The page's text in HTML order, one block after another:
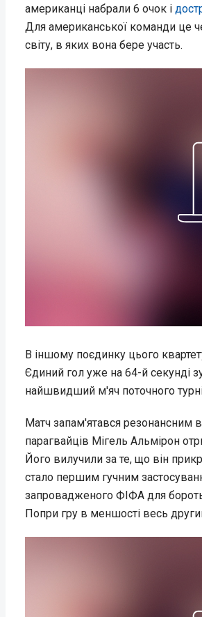
американці набрали 6 очок і
Для американської команди це
світу, в яких вона бере участь.
В іншому поєдинку цього
Єдиний гол уже на 64-й секунді
найшвидший м'яч поточного
Матч запам'ятався резонансним
парагвайців Мігель Альмірон
Його вилучили за те, що він
стало першим гучним
запровадженого ФІФА для
Попри гру в меншості весь